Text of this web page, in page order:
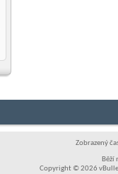
Zobrazený
Běží
Copyright © 2026